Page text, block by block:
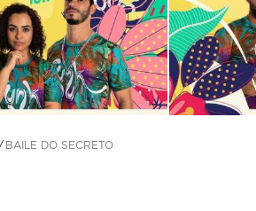
BAILE DO SECRETO